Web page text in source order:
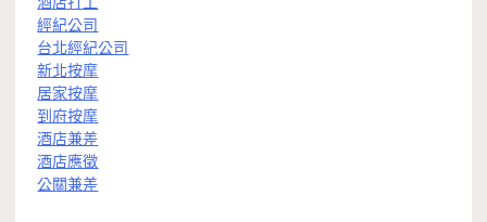
經紀公司
台北經紀公司
新北按摩
居家按摩
到府按摩
酒店兼差
酒店應徵
公關兼差